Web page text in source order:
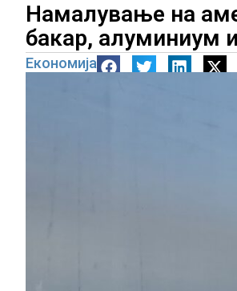
Намалување на
бакар, алуминиум
Економија